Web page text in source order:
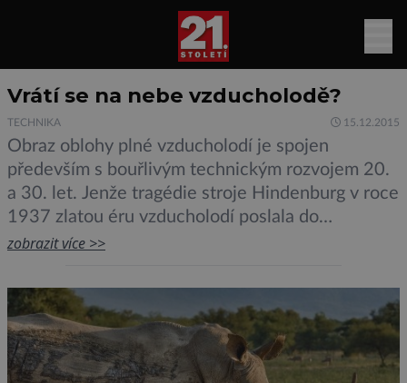
Vrátí se na nebe vzducholodě?
TECHNIKA 15.12.2015
Obraz oblohy plné vzducholodí je spojen
především s bouřlivým technickým rozvojem 20.
a 30. let. Jenže tragédie stroje Hindenburg v roce
1937 zlatou éru vzducholodí poslala do
historických učebnic. Tu a tam se však objevují
Poslední takový pokus pochází z Velké Británie.
V únoru loňského roku zde byl představen
prototyp moderní vzducholodě, která […]
zobrazit více >>